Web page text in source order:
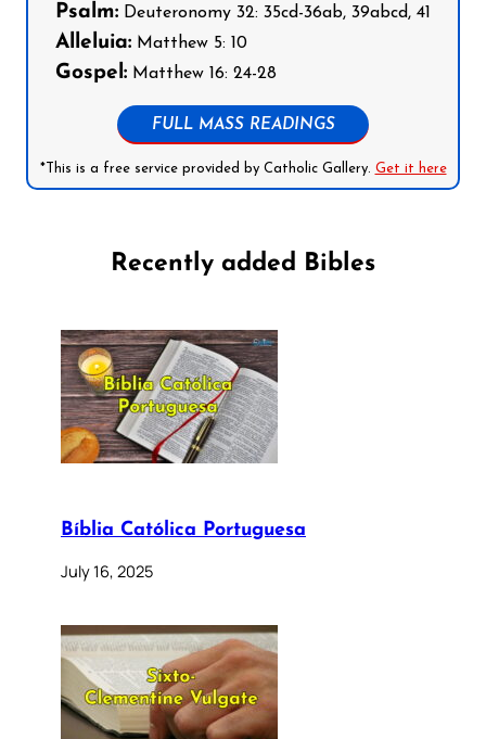
Psalm: Deuteronomy 32: 35cd-36ab, 39abcd, 41
Alleluia: Matthew 5: 10
Gospel: Matthew 16: 24-28
FULL MASS READINGS
*This is a free service provided by Catholic Gallery. Get it here
Recently added Bibles
Bíblia Católica Portuguesa
July 16, 2025